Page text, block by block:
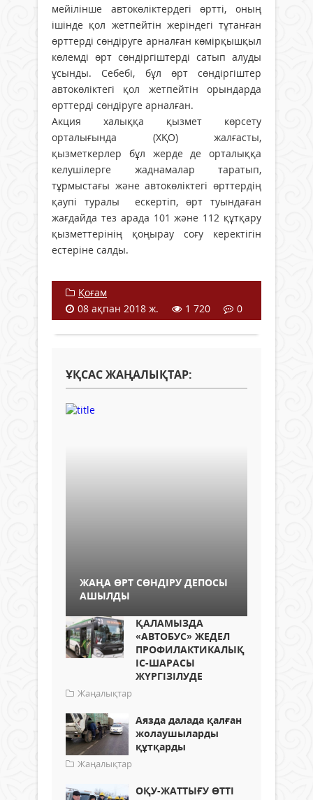
мейілінше автокөліктердегі өртті, оның
ішінде қол жетпейтін жеріндегі тұтанған
өрттерді сөндіруге арналған көмірқышқыл
көлемді өрт сөндіргіштерді сатып алуды
ұсынды. Себебі, бұл өрт сөндіргіштер
автокөліктегі қол жетпейтін орындарда
өрттерді сөндіруге арналған.
Акция халыққа қызмет көрсету
орталығында (ХҚО) жалғасты,
қызметкерлер бұл жерде де орталыққа
келушілерге жаднамалар таратып,
тұрмыстағы және автокөліктегі өрттердің
қаупі туралы ескертіп, өрт туындаған
жағдайда тез арада 101 және 112 құтқару
қызметтерінің қоңырау соғу керектігін
естеріне салды.
Қоғам
08 ақпан 2018 ж.
1 720 0
ҰҚСАС ЖАҢАЛЫҚТАР:
ЖАҢА ӨРТ СӨНДІРУ ДЕПОСЫ
АШЫЛДЫ
ҚАЛАМЫЗДА
«АВТОБУС» ЖЕДЕЛ
ПРОФИЛАКТИКАЛЫҚ
ІС-ШАРАСЫ
ЖҮРГІЗІЛУДЕ
Жаңалықтар
Аязда далада қалған
жолаушыларды
құтқарды
Жаңалықтар
ОҚУ-ЖАТТЫҒУ ӨТТІ